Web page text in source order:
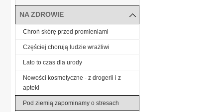
NA ZDROWIE
Chroń skórę przed promieniami
Częściej chorują ludzie wrażliwi
Lato to czas dla urody
Nowości kosmetyczne - z drogerii i z
apteki
Pod ziemią zapominamy o stresach